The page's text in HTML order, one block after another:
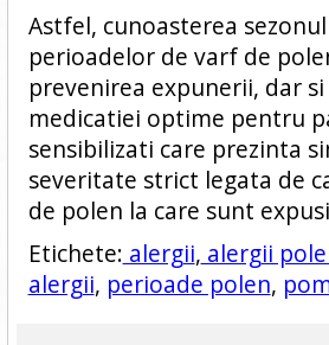
Astfel, cunoasterea
perioadelor de varf de
prevenirea expunerii, dar si
medicatiei optime pentru
sensibilizati care prezinta
severitate strict legata de
de polen la care sunt
Etichete: alergii, alergii
alergii, perioade polen,